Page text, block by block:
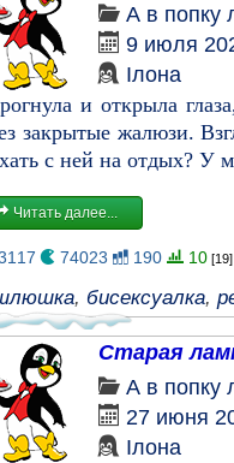
А в попку
9 июля
Ілона
и открыла
закрытые жалюзи.
с ней на отдых? У
Читать далее...
74023 190 10 [19]
, бисексуалка,
Старая
А в попку
27 июня
Ілона